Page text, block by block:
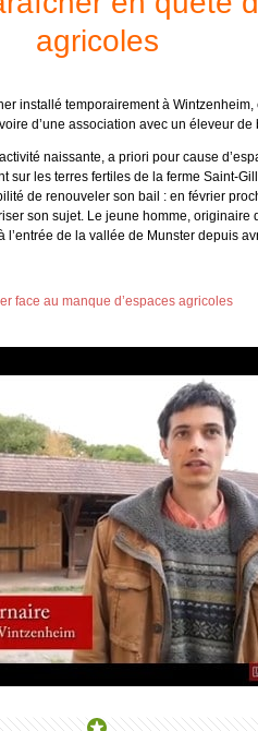
agricoles
installé temporairement à Wintzenheim,
d’une association avec un éleveur de
naissante, a priori pour cause
sur les terres fertiles de la ferme Saint-
de renouveler son bail : en février
son sujet. Le jeune homme, originaire
l’entrée de la vallée de Munster depuis
face au manque d’espaces agricoles